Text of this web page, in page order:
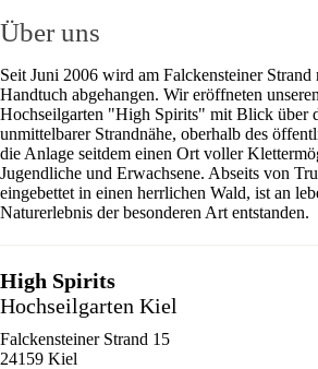
Über uns
Seit Juni 2006 wird am Falckensteiner
Handtuch abgehangen. Wir eröffneten
Hochseilgarten "High Spirits" mit Blick über
unmittelbarer Strandnähe, oberhalb des
die Anlage seitdem einen Ort voller
Jugendliche und Erwachsene. Abseits von
eingebettet in einen herrlichen Wald, ist an
Naturerlebnis der besonderen Art entstanden.
High Spirits
Hochseilgarten Kiel
Falckensteiner Strand 15
24159 Kiel